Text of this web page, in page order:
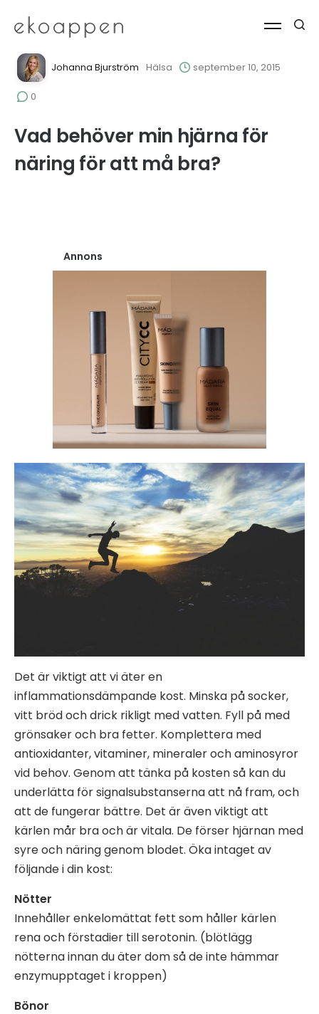
Johanna Bjurström Hälsa september 10, 2015
0
Vad behöver min hjärna för
näring för att må bra?
Annons
Det är viktigt att vi äter en
inflammationsdämpande kost. Minska på socker,
vitt bröd och drick rikligt med vatten. Fyll på med
grönsaker och bra fetter. Komplettera med
antioxidanter, vitaminer, mineraler och aminosyror
vid behov. Genom att tänka på kosten så kan du
underlätta för signalsubstanserna att nå fram, och
att de fungerar bättre. Det är även viktigt att
kärlen mår bra och är vitala. De förser hjärnan med
syre och näring genom blodet. Öka intaget av
följande i din kost:
Nötter
Innehåller enkelomättat fett som håller kärlen
rena och förstadier till serotonin. (blötlägg
nötterna innan du äter dom så de inte hämmar
enzymupptaget i kroppen)
Bönor